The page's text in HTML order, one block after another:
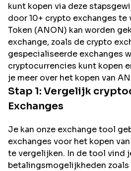
kunt kopen via deze
door 10+ crypto exchanges te
Token (ANON) kan worden
exchange, zoals de crypto
gespecialiseerde exchanges
cryptocurrencies kunt kopen
je meer over het kopen van
Stap 1: Vergelijk
Exchanges
Je kan onze exchange tool
exchanges voor het kopen van
te vergelijken. In de tool vind
betalingsmogelijkheden